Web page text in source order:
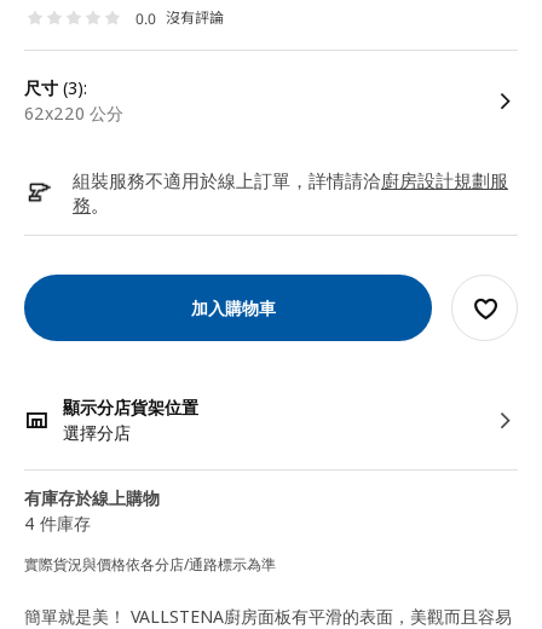
0.0 沒有評論
尺寸 (3):
62x220 公分
組裝服務不適用於線上訂單，詳情請洽廚房設計規劃服
務。
加入購物車
顯示分店貨架位置
選擇分店
有庫存於線上購物
4 件庫存
實際貨況與價格依各分店/通路標示為準
簡單就是美！ VALLSTENA廚房面板有平滑的表面，美觀而且容易